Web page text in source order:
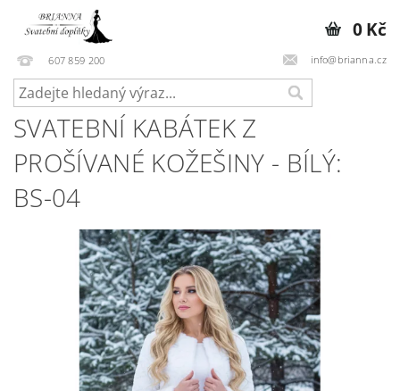
607 859 200 info@brianna.cz
0 Kč
SVATEBNÍ KABÁTEK Z
PROŠÍVANÉ KOŽEŠINY - BÍLÝ:
BS-04